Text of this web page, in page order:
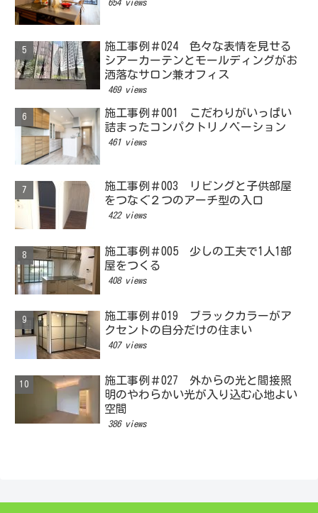
654 views
施工事例＃024 色々な表情を見せる
シアーカーテンとモールディングがお
洒落なサロン兼オフィス
469 views
施工事例＃001 こだわりがいっぱい
詰まったコンパクトリノベーション
461 views
施工事例＃003 リビングと子供部屋
をつなぐ２つのアーチ型の入口
422 views
施工事例＃005 少しの工夫で1人1部
屋をつくる
408 views
施工事例＃019 ブラックカラーがア
クセントの自分だけの住まい
407 views
施工事例＃027 外からの光と間接照
明のやわらかい光が入り込む心地よい
空間
386 views